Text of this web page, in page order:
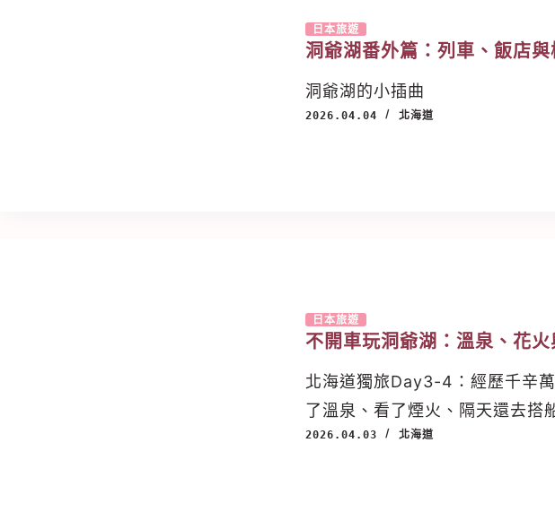
日本旅遊
洞爺湖番外篇：列車、飯店與
洞爺湖的小插曲
2026.04.04 北海道
日本旅遊
不開車玩洞爺湖：溫泉、花火
北海道獨旅Day3-4：經歷千辛
了溫泉、看了煙火、隔天還去搭
2026.04.03 北海道